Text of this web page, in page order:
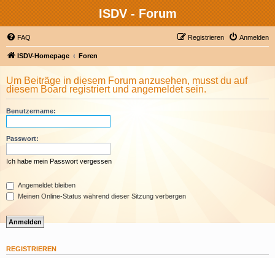
ISDV - Forum
FAQ Anmelden
Registrieren
ISDV-Homepage Foren
Um Beiträge in diesem Forum anzusehen, musst du auf
diesem Board registriert und angemeldet sein.
Benutzername:
Passwort:
Ich habe mein Passwort vergessen
Angemeldet bleiben
Meinen Online-Status während dieser Sitzung verbergen
REGISTRIEREN